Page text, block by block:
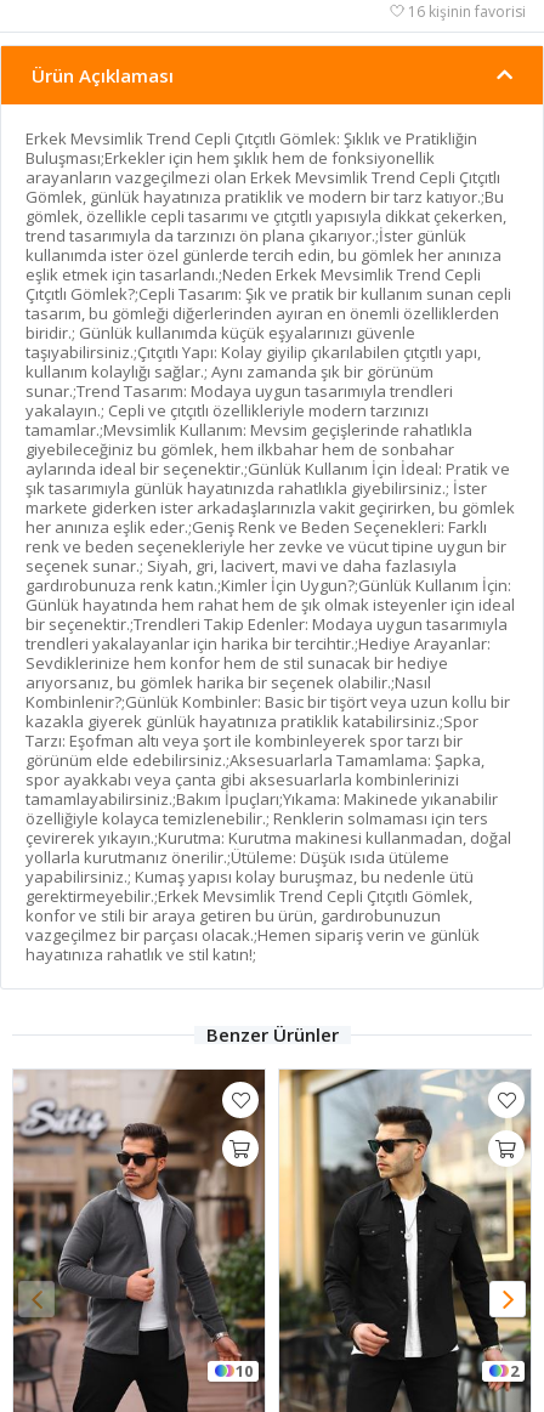
16 kişinin favorisi
Ürün Açıklaması
Erkek Mevsimlik Trend Cepli Çıtçıtlı Gömlek: Şıklık ve Pratikliğin
Buluşması;Erkekler için hem şıklık hem de fonksiyonellik
arayanların vazgeçilmezi olan Erkek Mevsimlik Trend Cepli Çıtçıtlı
Gömlek, günlük hayatınıza pratiklik ve modern bir tarz katıyor.;Bu
gömlek, özellikle cepli tasarımı ve çıtçıtlı yapısıyla dikkat çekerken,
trend tasarımıyla da tarzınızı ön plana çıkarıyor.;İster günlük
kullanımda ister özel günlerde tercih edin, bu gömlek her anınıza
eşlik etmek için tasarlandı.;Neden Erkek Mevsimlik Trend Cepli
Çıtçıtlı Gömlek?;Cepli Tasarım: Şık ve pratik bir kullanım sunan cepli
tasarım, bu gömleği diğerlerinden ayıran en önemli özelliklerden
biridir.; Günlük kullanımda küçük eşyalarınızı güvenle
taşıyabilirsiniz.;Çıtçıtlı Yapı: Kolay giyilip çıkarılabilen çıtçıtlı yapı,
kullanım kolaylığı sağlar.; Aynı zamanda şık bir görünüm
sunar.;Trend Tasarım: Modaya uygun tasarımıyla trendleri
yakalayın.; Cepli ve çıtçıtlı özellikleriyle modern tarzınızı
tamamlar.;Mevsimlik Kullanım: Mevsim geçişlerinde rahatlıkla
giyebileceğiniz bu gömlek, hem ilkbahar hem de sonbahar
aylarında ideal bir seçenektir.;Günlük Kullanım İçin İdeal: Pratik ve
şık tasarımıyla günlük hayatınızda rahatlıkla giyebilirsiniz.; İster
markete giderken ister arkadaşlarınızla vakit geçirirken, bu gömlek
her anınıza eşlik eder.;Geniş Renk ve Beden Seçenekleri: Farklı
renk ve beden seçenekleriyle her zevke ve vücut tipine uygun bir
seçenek sunar.; Siyah, gri, lacivert, mavi ve daha fazlasıyla
gardırobunuza renk katın.;Kimler İçin Uygun?;Günlük Kullanım İçin:
Günlük hayatında hem rahat hem de şık olmak isteyenler için ideal
bir seçenektir.;Trendleri Takip Edenler: Modaya uygun tasarımıyla
trendleri yakalayanlar için harika bir tercihtir.;Hediye Arayanlar:
Sevdiklerinize hem konfor hem de stil sunacak bir hediye
arıyorsanız, bu gömlek harika bir seçenek olabilir.;Nasıl
Kombinlenir?;Günlük Kombinler: Basic bir tişört veya uzun kollu bir
kazakla giyerek günlük hayatınıza pratiklik katabilirsiniz.;Spor
Tarzı: Eşofman altı veya şort ile kombinleyerek spor tarzı bir
görünüm elde edebilirsiniz.;Aksesuarlarla Tamamlama: Şapka,
spor ayakkabı veya çanta gibi aksesuarlarla kombinlerinizi
tamamlayabilirsiniz.;Bakım İpuçları;Yıkama: Makinede yıkanabilir
özelliğiyle kolayca temizlenebilir.; Renklerin solmaması için ters
çevirerek yıkayın.;Kurutma: Kurutma makinesi kullanmadan, doğal
yollarla kurutmanız önerilir.;Ütüleme: Düşük ısıda ütüleme
yapabilirsiniz.; Kumaş yapısı kolay buruşmaz, bu nedenle ütü
gerektirmeyebilir.;Erkek Mevsimlik Trend Cepli Çıtçıtlı Gömlek,
konfor ve stili bir araya getiren bu ürün, gardırobunuzun
vazgeçilmez bir parçası olacak.;Hemen sipariş verin ve günlük
hayatınıza rahatlık ve stil katın!;
Benzer Ürünler
10 2